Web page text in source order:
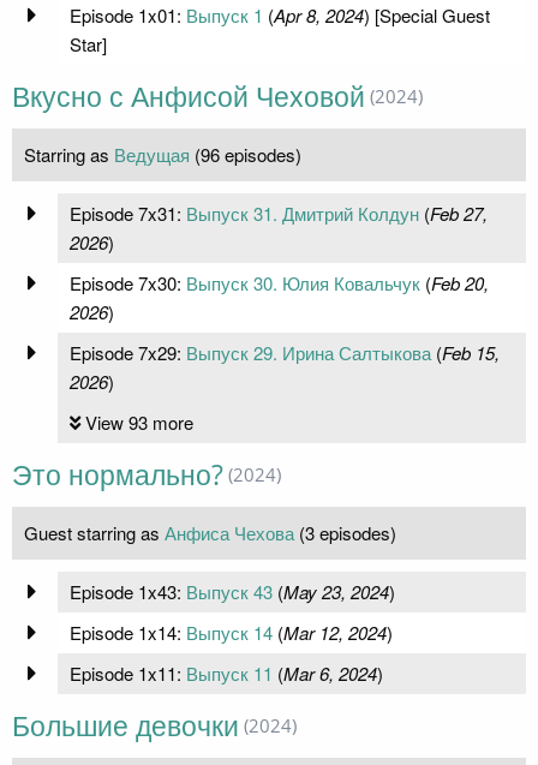
Episode 1x01: Выпуск 1 (Apr 8, 2024) [Special Guest
Star]
Вкусно с Анфисой Чеховой (2024)
Starring as Ведущая (96 episodes)
Episode 7x31: Выпуск 31. Дмитрий Колдун(Feb 27,
2026)
Episode 7x30: Выпуск 30. Юлия Ковальчук(Feb 20,
2026)
Episode 7x29: Выпуск 29. Ирина Салтыкова(Feb 15,
2026)
View 93 more
Это нормально? (2024)
Guest starring as Анфиса Чехова (3 episodes)
Episode 1x43: Выпуск 43(May 23, 2024)
Episode 1x14: Выпуск 14(Mar 12, 2024)
Episode 1x11: Выпуск 11 (Mar 6, 2024)
Большие девочки (2024)